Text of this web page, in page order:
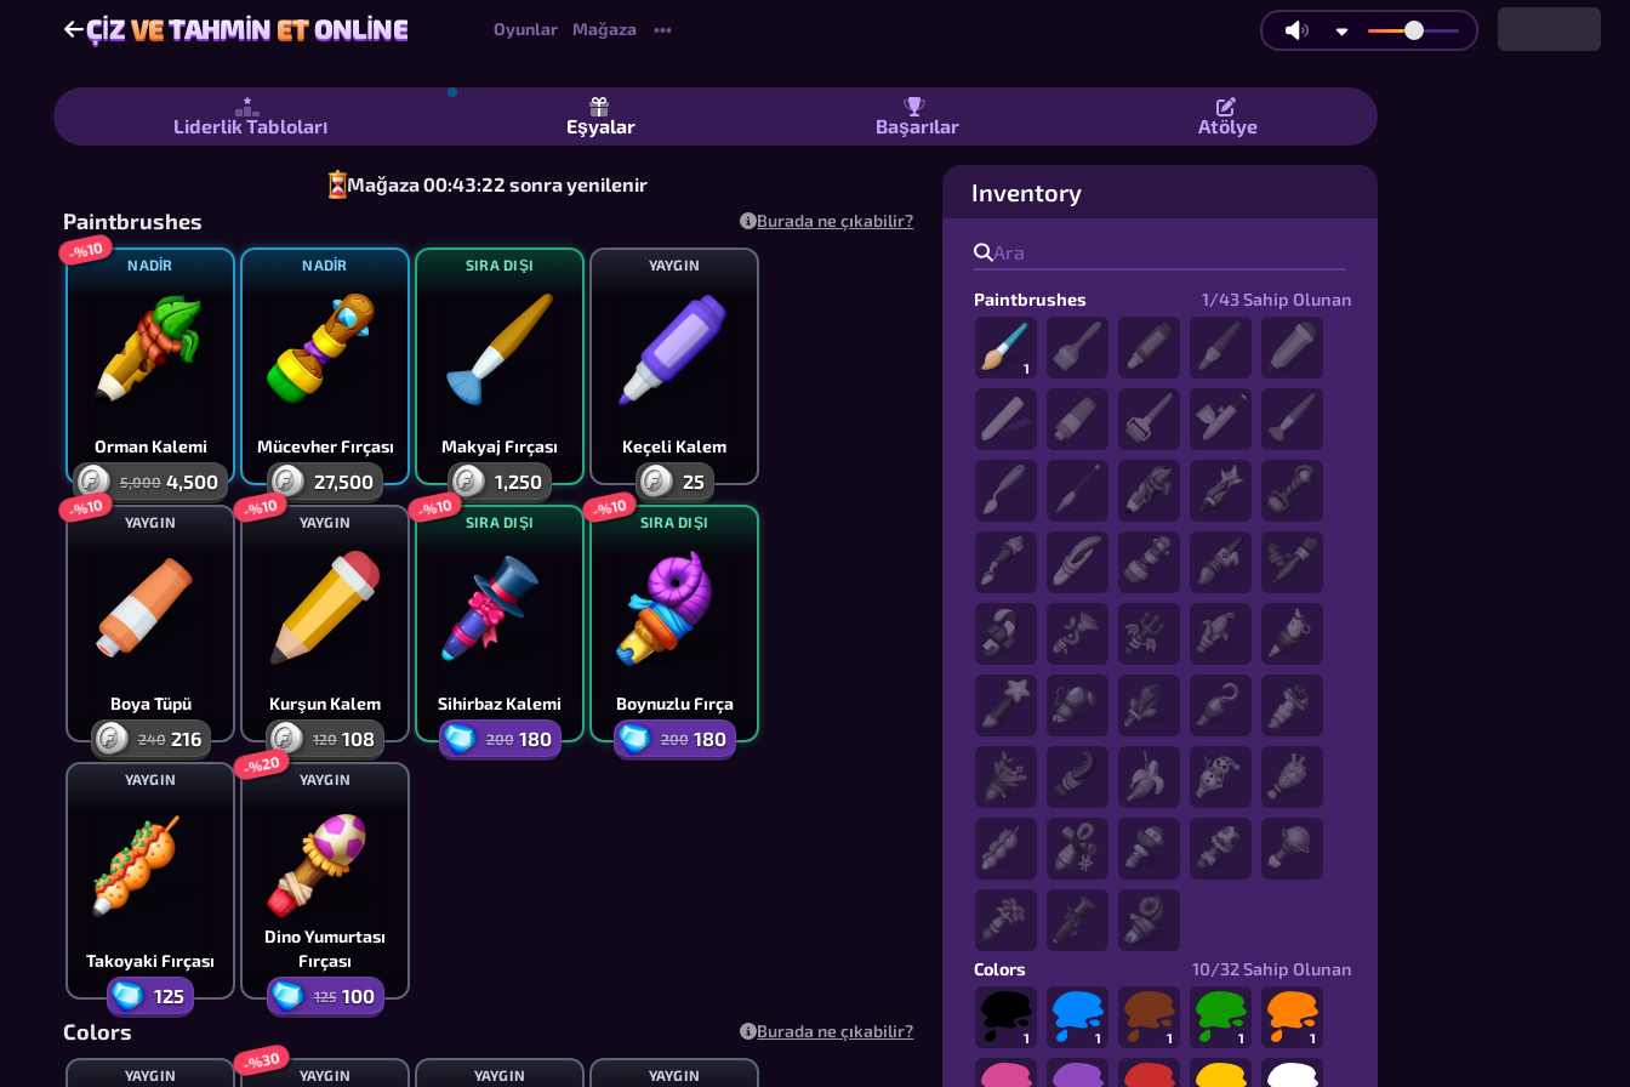
ÇIZVETAHMIN ETONLINE
ÇIZVETAHMIN ETONLINE Oyunlar Mağaza •••
Çiz ve Tahmin Et Online - Özel Kelime Listeleriyle Ücretsiz Çok Oyunculu Çiz-ve-Tahmin Et Oyunu | Eşyalar
Liderlik Tabloları Eşyalar Başarılar Atölye
Mağaza 00:43:22 sonra yenilenir
Paintbrushes Burada ne çıkabilir?
NADIR
Orman Kalemi
5,000 4,500
-%10
NADIR
Mücevher Fırçası
27,500
SIRA DIŞI
Makyaj Fırçası
1,250
YAYGIN
Keçeli Kalem
25
YAYGIN
Boya Tüpü
240 216
-%10
YAYGIN
Kurşun Kalem
120 108
-%10
SIRA DIŞI
Sihirbaz Kalemi
200 180
-%10
SIRA DIŞI
Boynuzlu Fırça
200 180
-%10
YAYGIN
Takoyaki Fırçası
125
YAYGIN
Dino Yumurtası
Fırçası
125 100
-%20
Colors Burada ne çıkabilir?
YAYGIN YAYGIN
-%30
YAYGIN YAYGIN
Inventory
Paintbrushes 1/43Sahip Olunan
1
Colors 10/32Sahip Olunan
1 1 1 1 1